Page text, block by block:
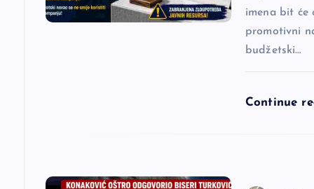
imena bit će
promotivni
budžetski…
Continue